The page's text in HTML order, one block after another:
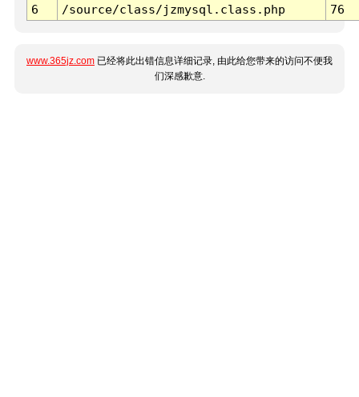
6
/source/class/jzmysql.class.php 76
www.365jz.com 已经将此出错信息详细记录, 由此给您带来的访问不便我
们深感歉意.